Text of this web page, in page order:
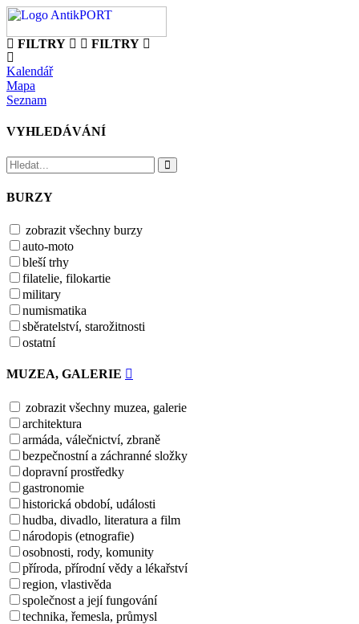
FILTRY
FILTRY
Kalendář
Mapa
Seznam
VYHLEDÁVÁNÍ
BURZY
zobrazit všechny burzy
auto-moto
bleší trhy
filatelie, filokartie
military
numismatika
sběratelství, starožitnosti
ostatní
MUZEA, GALERIE
zobrazit všechny muzea, galerie
architektura
armáda, válečnictví, zbraně
bezpečnostní a záchranné složky
dopravní prostředky
gastronomie
historická období, události
hudba, divadlo, literatura a film
národopis (etnografie)
osobnosti, rody, komunity
příroda, přírodní vědy a lékařství
region, vlastivěda
společnost a její fungování
technika, řemesla, průmysl